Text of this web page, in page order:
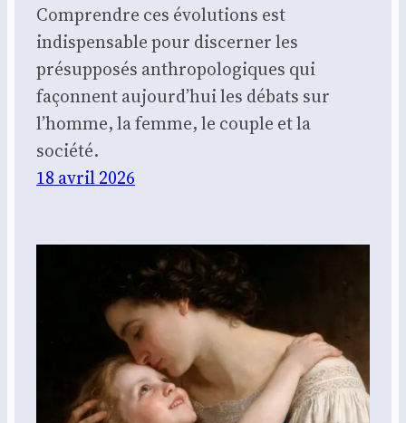
Comprendre ces évolutions est
indispensable pour discerner les
présupposés anthropologiques qui
façonnent aujourd’hui les débats sur
l’homme, la femme, le couple et la
société.
18 avril 2026